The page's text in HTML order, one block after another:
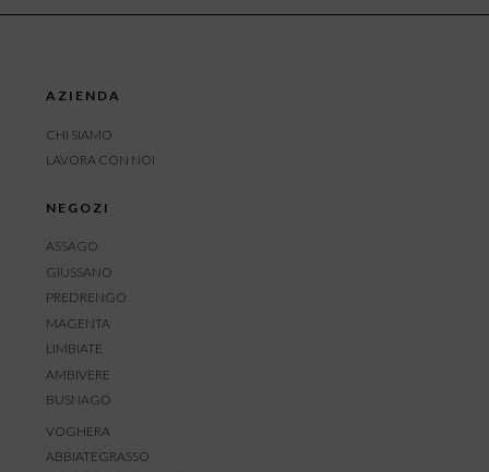
AZIENDA
CHI SIAMO
LAVORA CON NOI
NEGOZI
ASSAGO
GIUSSANO
PREDRENGO
MAGENTA
LIMBIATE
AMBIVERE
BUSNAGO
VOGHERA
ABBIATEGRASSO